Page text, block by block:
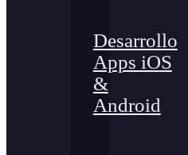
Desarrollo
Apps iOS
&
Android